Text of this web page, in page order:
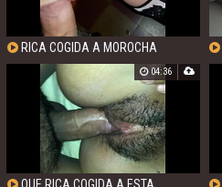
RICA COGIDA A MOROCHA
RULUDA
QUE RICA COGIDA A ESTA
04:36